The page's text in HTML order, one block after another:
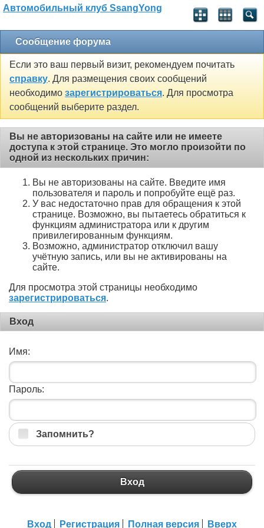
Автомобильный клуб SsangYong
Сообщение форума
Если это ваш первый визит, рекомендуем почитать
справку. Для размещения своих сообщений
необходимо зарегистрироваться. Для просмотра
сообщений выберите раздел.
Вы не авторизованы на сайте или не имеете
доступа к этой странице. Это могло произойти по
одной из нескольких причин:
Вы не авторизованы на сайте. Введите имя
пользователя и пароль и попробуйте ещё раз.
У вас недостаточно прав для обращения к этой
странице. Возможно, вы пытаетесь обратиться к
функциям администратора или к другим
привилегированным функциям.
Возможно, администратор отключил вашу
учётную запись, или вы не активированы на
сайте.
Для просмотра этой страницы необходимо
зарегистрироваться.
Вход
Имя:
Пароль:
Запомнить?
Вход
Вход Регистрация Полная версия Вверх